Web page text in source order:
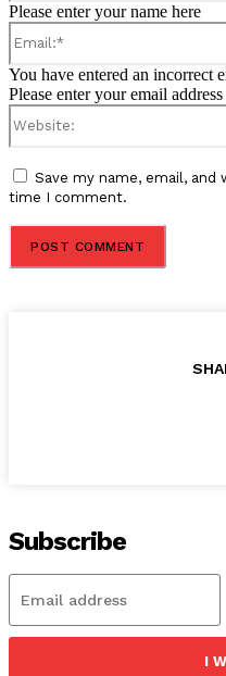
Please enter your name here
You have entered an incorrect
Please enter your email address
Save my name, email,
time I comment.
Subscribe
I